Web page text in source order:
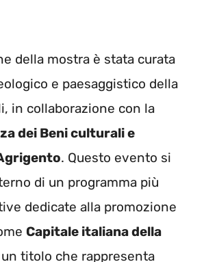
della mostra è stata curata
e paesaggistico della
in collaborazione con la
dei Beni culturali e
. Questo evento si
di un programma più
dedicate alla promozione
Capitale italiana della
un titolo che rappresenta